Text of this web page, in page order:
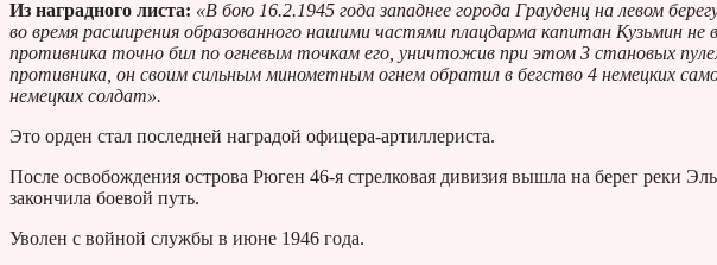
Из наградного листа: «В бою 16.2.1945 года западнее города Грауденц на левом
во время расширения образованного нашими частями плацдарма капитан Кузьмин не
противника точно бил по огневым точкам его, уничтожив при этом 3 становых
противника, он своим сильным минометным огнем обратил в бегство 4 немецких
немецких солдат».
Это орден стал последней наградой офицера-артиллериста.
После освобождения острова Рюген 46-я стрелковая дивизия вышла на берег реки
закончила боевой путь.
Уволен с войной службы в июне 1946 года.